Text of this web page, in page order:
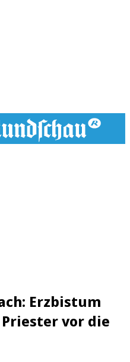
Erzbistum
vor die